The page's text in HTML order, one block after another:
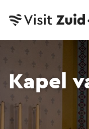
Kapel